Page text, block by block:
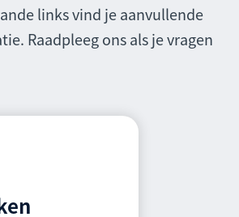
links vind je aanvullende
Raadpleeg ons als je vragen